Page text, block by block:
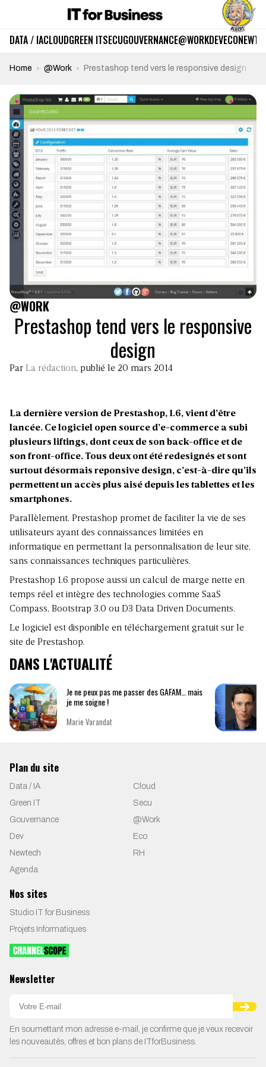
DATA / IACLOUDGREEN ITSECUGOUVERNANCE@WORKDEVECO
Home @Work Prestashop tend vers le responsive design
@WORK
Prestashop tend vers le responsive
design
Par La rédaction, publié le 20 mars 2014
La dernière version de Prestashop, 1.6, vient d’être
lancée. Ce logiciel open source d’e-commerce a subi
plusieurs liftings, dont ceux de son back-office et de
son front-office. Tous deux ont été redesignés et sont
surtout désormais reponsive design, c’est-à-dire qu’ils
permettent un accès plus aisé depuis les tablettes et les
smartphones.
Parallèlement, Prestashop promet de faciliter la vie de ses
utilisateurs ayant des connaissances limitées en
informatique en permettant la personnalisation de leur site,
sans connaissances techniques particulières.
Prestashop 1.6 propose aussi un calcul de marge nette en
temps réel et intègre des technologies comme SaaS
Compass, Bootstrap 3.0 ou D3 Data Driven Documents.
Le logiciel est disponible en téléchargement gratuit sur le
site de Prestashop.
DANS L'ACTUALITÉ
Je ne peux pas me passer des GAFAM… mais
je me soigne !
Marie Varandat
Plan du site
Data / IA
Cloud
Green IT
Secu
Gouvernance
@Work
Dev
Eco
Newtech
RH
Agenda
Nos sites
Studio IT for Business
Projets Informatiques
Newsletter
En soumettant mon adresse e-mail, je confirme que je veux recevoir
les nouveautés, offres et bon plans de ITforBusiness.